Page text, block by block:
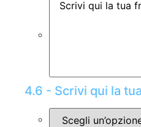
4.6 - Scrivi qui la